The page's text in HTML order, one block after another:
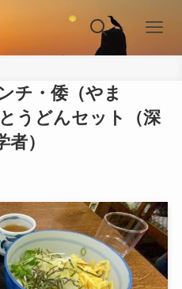
チ・倭（やま
うどんセット（深
）